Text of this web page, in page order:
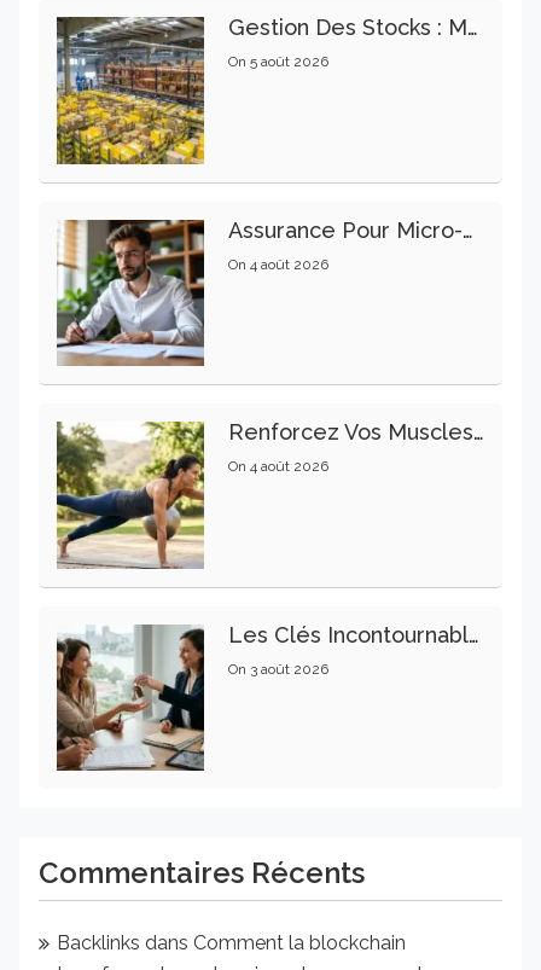
Gestion Des Stocks : Meilleures Pratiques Intralogistiques
On 5 août 2026
Assurance Pour Micro-Entrepreneur : Les Garanties Essentielles À Connaître
On 4 août 2026
Renforcez Vos Muscles Profonds Pour Apaiser Votre Mal De Dos
On 4 août 2026
Les Clés Incontournables Pour Réussir Vos Transactions Immobilières
On 3 août 2026
Commentaires Récents
Backlinks dans Comment la blockchain